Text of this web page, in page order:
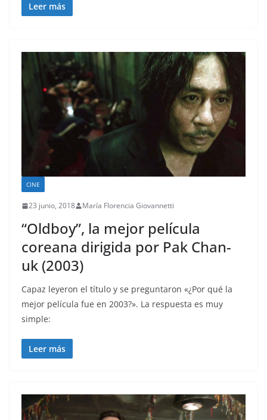
Leer más
CINE
23 junio, 2018 María Florencia Giovannetti
“Oldboy”, la mejor película
coreana dirigida por Pak Chan-
uk (2003)
Capaz leyeron el título y se preguntaron «¿Por qué la
mejor película fue en 2003?». La respuesta es muy
simple:
Leer más